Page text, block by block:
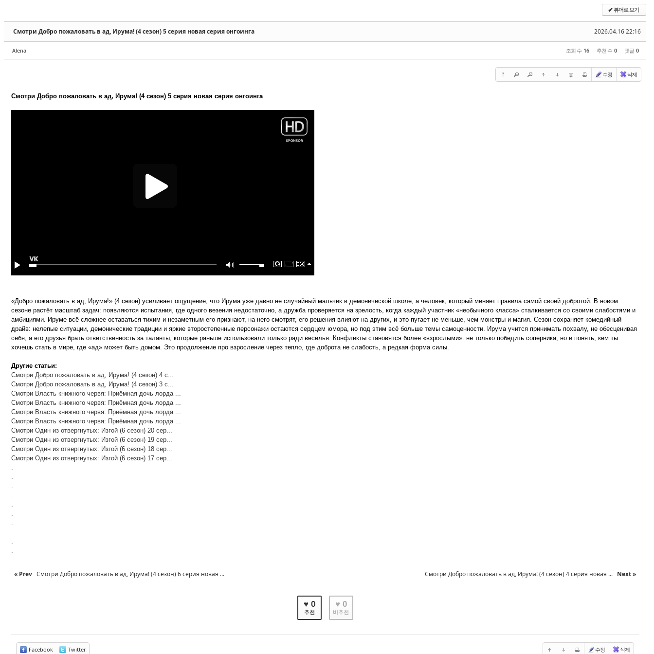
✔뷰어로 보기
2026.04.16 22:16
Смотри Добро пожаловать в ад, Ирума! (4 сезон) 5 серия новая серия онгоинга
Alena 조회 수 16 추천 수 0 댓글 0
? 수정 삭제
Смотри Добро пожаловать в ад, Ирума! (4 сезон) 5 серия новая серия онгоинга
«Добро пожаловать в ад, Ирума!» (4 сезон) усиливает ощущение, что Ирума уже давно не случайный мальчик в демонической школе, а человек, который меняет правила самой своей добротой. В новом
сезоне растёт масштаб задач: появляются испытания, где одного везения недостаточно, а дружба проверяется на зрелость, когда каждый участник «необычного класса» сталкивается со своими слабостями и
амбициями. Ируме всё сложнее оставаться тихим и незаметным его признают, на него смотрят, его решения влияют на других, и это пугает не меньше, чем монстры и магия. Сезон сохраняет комедийный
драйв: нелепые ситуации, демонические традиции и яркие второстепенные персонажи остаются сердцем юмора, но под этим всё больше темы самоценности. Ирума учится принимать похвалу, не обесценивая
себя, а его друзья брать ответственность за таланты, которые раньше использовали только ради веселья. Конфликты становятся более «взрослыми»: не только победить соперника, но и понять, кем ты
хочешь стать в мире, где «ад» может быть домом. Это продолжение про взросление через тепло, где доброта не слабость, а редкая форма силы.
Другие статьи:
Смотри Добро пожаловать в ад, Ирума! (4 сезон) 4 с...
Смотри Добро пожаловать в ад, Ирума! (4 сезон) 3 с...
Смотри Власть книжного червя: Приёмная дочь лорда ...
Смотри Власть книжного червя: Приёмная дочь лорда ...
Смотри Власть книжного червя: Приёмная дочь лорда ...
Смотри Власть книжного червя: Приёмная дочь лорда ...
Смотри Один из отвергнутых: Изгой (6 сезон) 20 сер...
Смотри Один из отвергнутых: Изгой (6 сезон) 19 сер...
Смотри Один из отвергнутых: Изгой (6 сезон) 18 сер...
Смотри Один из отвергнутых: Изгой (6 сезон) 17 сер...
.
.
.
.
.
.
.
.
.
.
« Prev Смотри Добро пожаловать в ад, Ирума! (4 сезон) 6 серия новая ... Смотри Добро пожаловать в ад, Ирума! (4 сезон) 4 серия новая ... Next »
♥ 0
추천
♥ 0
비추천
Facebook Twitter 수정 삭제
Sketchbook5, 스케치북5
Sketchbook5, 스케치북5
Sketchbook5, 스케치북5
Sketchbook5, 스케치북5